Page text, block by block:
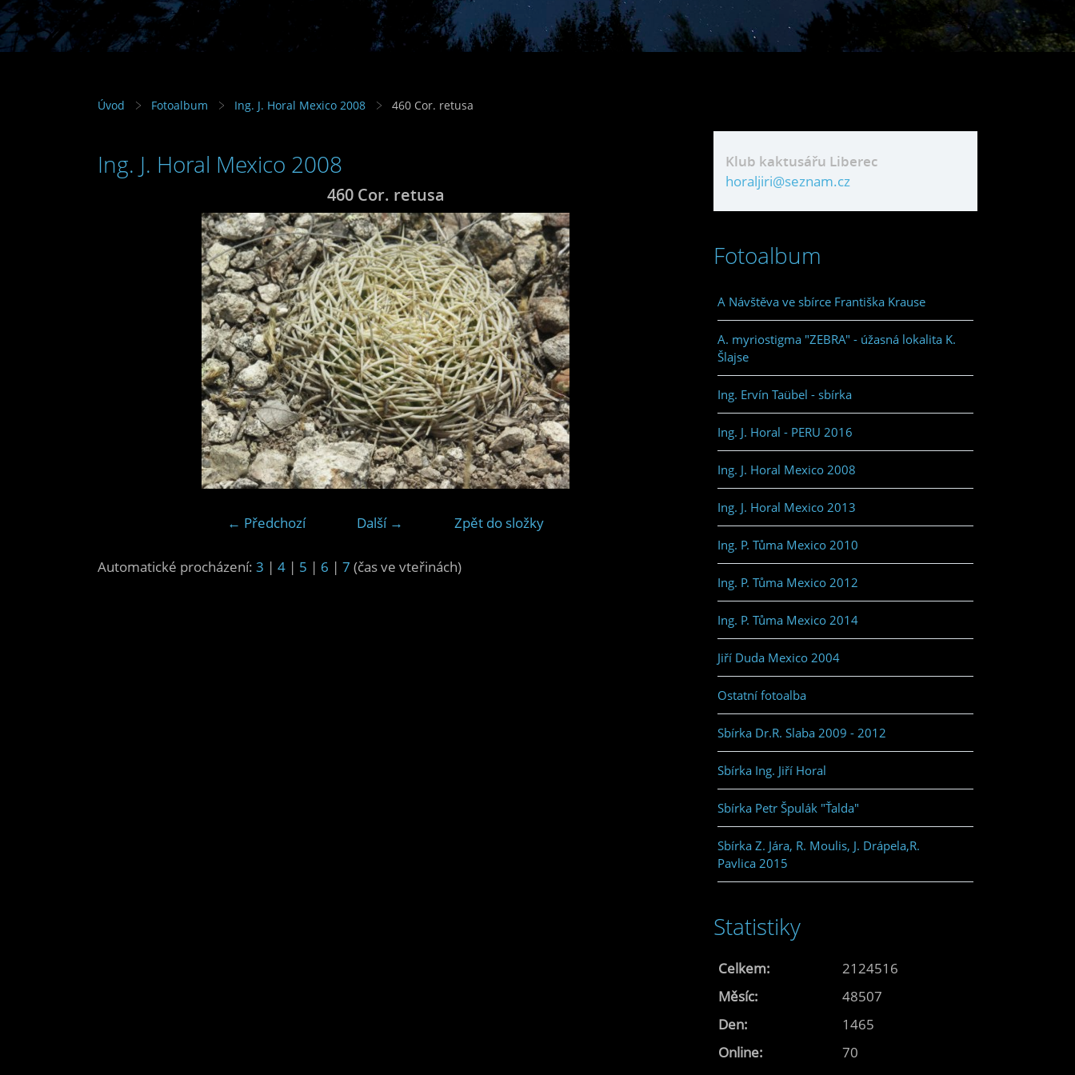
Úvod Fotoalbum Ing. J. Horal Mexico 2008 460 Cor. retusa
Ing. J. Horal Mexico 2008
460 Cor. retusa
← Předchozí Další → Zpět do složky
Automatické procházení: 3 | 4 | 5 | 6 | 7 (čas ve vteřinách)
Klub kaktusářu Liberec
horaljiri@seznam.cz
Fotoalbum
A Návštěva ve sbírce Františka Krause
A. myriostigma "ZEBRA" - úžasná lokalita K.
Šlajse
Ing. Ervín Taübel - sbírka
Ing. J. Horal - PERU 2016
Ing. J. Horal Mexico 2008
Ing. J. Horal Mexico 2013
Ing. P. Tůma Mexico 2010
Ing. P. Tůma Mexico 2012
Ing. P. Tůma Mexico 2014
Jiří Duda Mexico 2004
Ostatní fotoalba
Sbírka Dr.R. Slaba 2009 - 2012
Sbírka Ing. Jiří Horal
Sbírka Petr Špulák "Ťalda"
Sbírka Z. Jára, R. Moulis, J. Drápela,R.
Pavlica 2015
Statistiky
Online: 70
Celkem:
2124516
Měsíc:
48507
Den:
1465